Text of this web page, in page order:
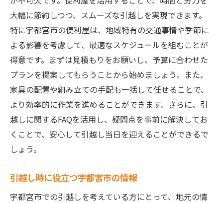
大幅に節約しつつ、スムーズな引越しを実現できます。
特に宇都宮市の便利屋は、地域特有の交通事情や季節に
よる影響を考慮して、最適なスケジュールを組むことが
得意です。まずは見積もりをお願いし、予算に合わせた
プランを提案してもらうことから始めましょう。また、
家具の配置や組み立ての手配も一括して任せることで、
より効率的に作業を進めることができます。さらに、引
越しに関するFAQを活用し、疑問点を事前に解決してお
くことで、安心して引越し当日を迎えることができるで
しょう。
引越し時に役立つ宇都宮市の情報
宇都宮市での引越しを考えている方にとって、地元の情